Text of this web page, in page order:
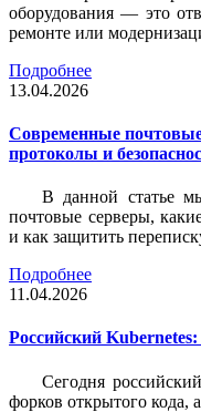
оборудования — это
ремонте или
Подробнее
13.04.2026
Современные
протоколы и
В данной статье
почтовые серверы,
и как защитить
Подробнее
11.04.2026
Российский
Сегодня
форков открытого кода,